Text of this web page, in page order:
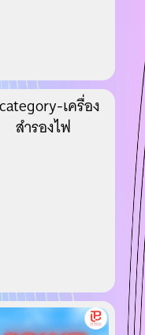
เครื่องสำรองไฟ